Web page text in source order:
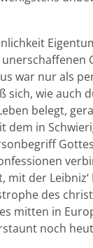
war nur als
sich, wie auch
belegt,
dem in
mit der Leibniz‘
des
mitten in
noch